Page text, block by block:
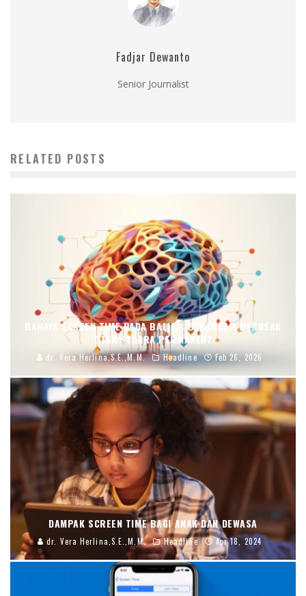
Fadjar Dewanto
Senior Journalist
RELATED POSTS
BAHAYA SCREEN TIME PADA BALITA: BENARKAH MERUSAK
OTAK SECARA PERMANEN?
dr. Vera Herlina,S.E.,M.M. Headline Feb 26, 2026
DAMPAK SCREEN TIME BAGI ANAK DAN DEWASA
dr. Vera Herlina,S.E.,M.M. Headline Apr 18, 2024